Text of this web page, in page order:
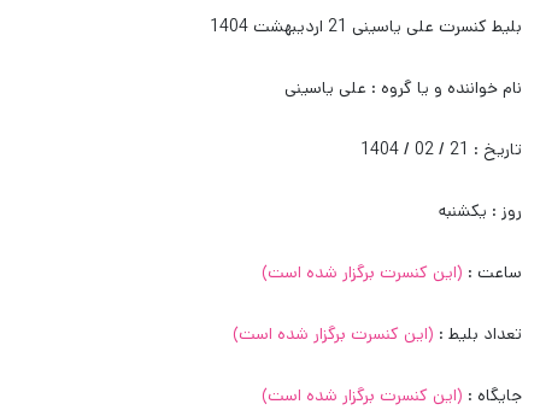
بلیط کنسرت علی یاسینی 21 اردیبهشت 1404
نام خواننده و یا گروه : علی یاسینی
تاریخ : 21 / 02 / 1404
روز : یکشنبه
ساعت : (این کنسرت برگزار شده است)
تعداد بلیط : (این کنسرت برگزار شده است)
جایگاه : (این کنسرت برگزار شده است)